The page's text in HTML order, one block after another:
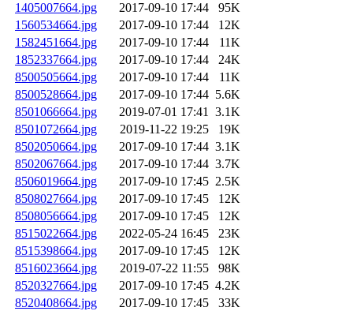
1405007664.jpg
2017-09-10 17:44
95K
1560534664.jpg
2017-09-10 17:44
12K
1582451664.jpg
2017-09-10 17:44
11K
1852337664.jpg
2017-09-10 17:44
24K
8500505664.jpg
2017-09-10 17:44
11K
8500528664.jpg
2017-09-10 17:44 5.6K
8501066664.jpg
2019-07-01 17:41 3.1K
8501072664.jpg
2019-11-22 19:25
19K
8502050664.jpg
2017-09-10 17:44 3.1K
8502067664.jpg
2017-09-10 17:44 3.7K
8506019664.jpg
2017-09-10 17:45 2.5K
8508027664.jpg
2017-09-10 17:45
12K
8508056664.jpg
2017-09-10 17:45
12K
8515022664.jpg
2022-05-24 16:45
23K
8515398664.jpg
2017-09-10 17:45
12K
8516023664.jpg
2019-07-22 11:55
98K
8520327664.jpg
2017-09-10 17:45 4.2K
8520408664.jpg
2017-09-10 17:45
33K